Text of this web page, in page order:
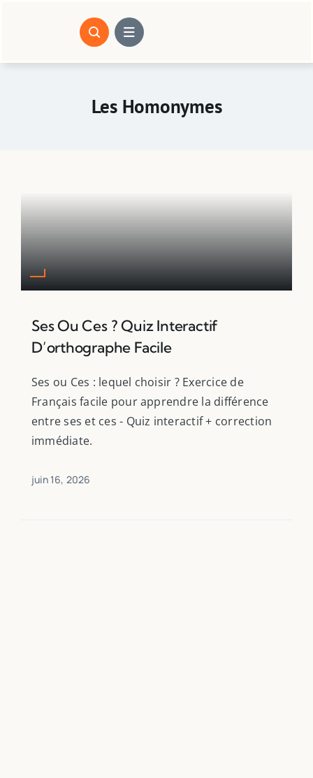
Les Homonymes
Ses Ou Ces ? Quiz Interactif
D’orthographe Facile
Ses ou Ces : lequel choisir ? Exercice de
Français facile pour apprendre la différence
entre ses et ces - Quiz interactif + correction
immédiate.
juin 16, 2026